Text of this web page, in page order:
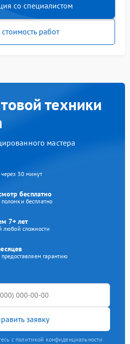
со специалистом
стоимость работ
техники
мастера
30 минут
бесплатно
бесплатно
7+ лет
любой сложности
гарантию
заявку
с политикой конфиденциальности